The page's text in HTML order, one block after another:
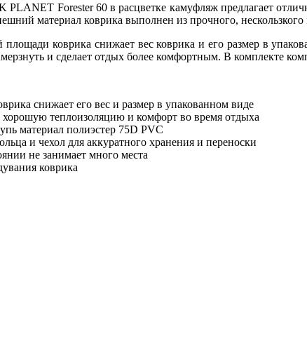
Forester 60 в расцветке камуфляж предлагает
материал коврика выполнен из прочного,
коврика снижает вес коврика и его размер в
и сделает отдых более комфортным. В комплекте
снижает его вес и размер в упакованном виде
теплоизоляцию и комфорт во время отдыха
материал полиэстер 75D PVC
и чехол для аккуратного хранения и переноски
не занимает много места
коврика